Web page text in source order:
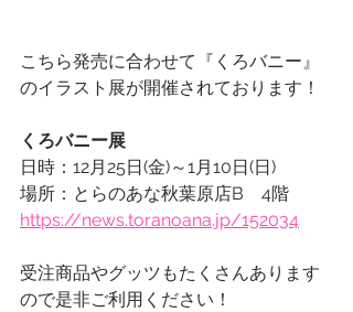
こちら発売に合わせて『くろバニー』
のイラスト展が開催されております！
くろバニー展
日時：12月25日(金)～1月10日(日)
場所：とらのあな秋葉原店B　4階
https://news.toranoana.jp/152034
受注商品やグッツもたくさんあります
ので是非ご利用ください！